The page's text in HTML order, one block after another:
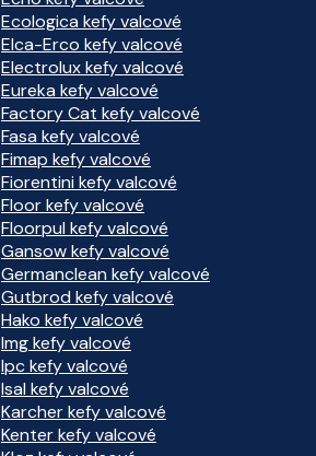
Ecologica kefy valcové
Elca-Erco kefy valcové
Electrolux kefy valcové
Eureka kefy valcové
Factory Cat kefy valcové
Fasa kefy valcové
Fimap kefy valcové
Fiorentini kefy valcové
Floor kefy valcové
Floorpul kefy valcové
Gansow kefy valcové
Germanclean kefy valcové
Gutbrod kefy valcové
Hako kefy valcové
Img kefy valcové
Ipc kefy valcové
Isal kefy valcové
Karcher kefy valcové
Kenter kefy valcové